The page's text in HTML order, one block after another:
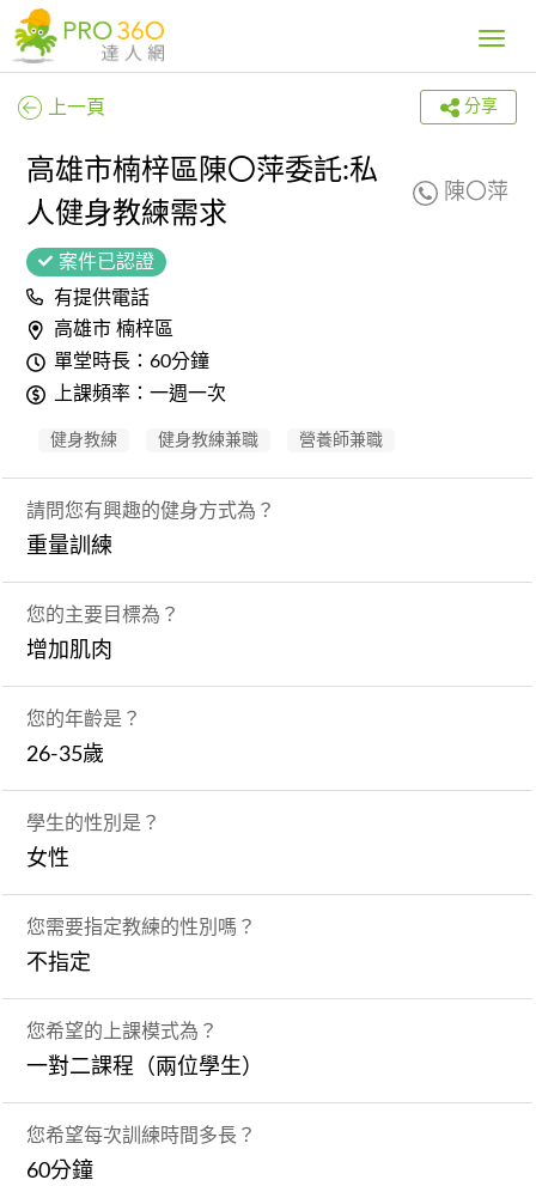
Toggle
上一頁 分享
高雄市楠梓區陳〇萍委託:私
人健身教練需求
陳〇萍
案件已認證
有提供電話
高雄市 楠梓區
單堂時長：60分鐘
上課頻率：一週一次
健身教練 健身教練兼職 營養師兼職
請問您有興趣的健身方式為？
重量訓練
您的主要目標為？
增加肌肉
您的年齡是？
26-35歲
學生的性別是？
女性
您需要指定教練的性別嗎？
不指定
您希望的上課模式為？
一對二課程（兩位學生）
您希望每次訓練時間多長？
60分鐘